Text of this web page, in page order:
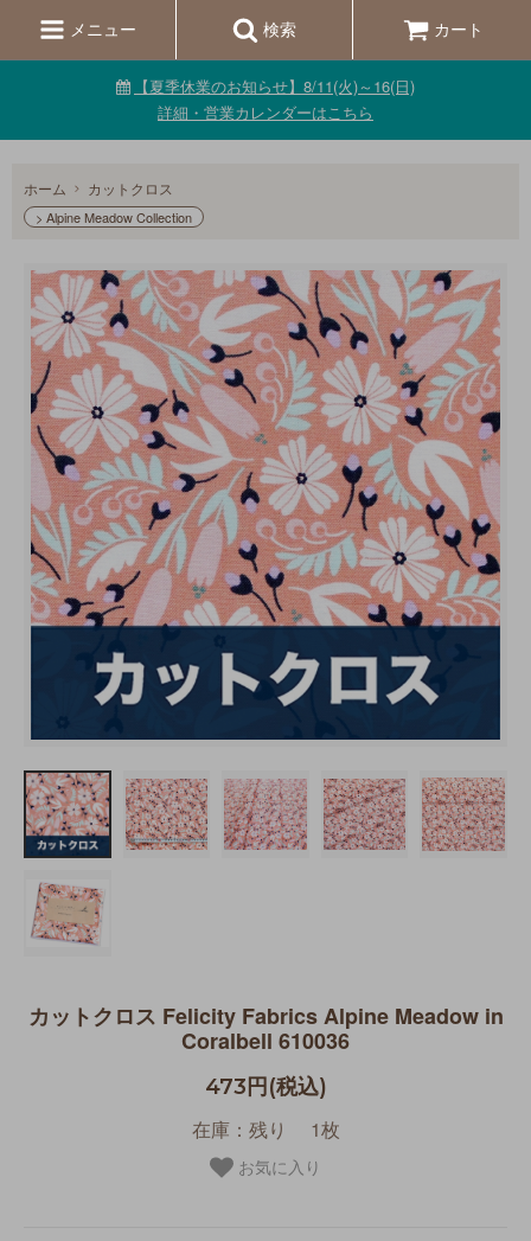
メニュー 検索 カート
【夏季休業のお知らせ】8/11(火)～16(日)
詳細・営業カレンダーはこちら
ホーム カットクロス
> Alpine Meadow Collection
カットクロス Felicity Fabrics Alpine Meadow in
Coralbell 610036
473円(税込)
在庫：残り 1枚
お気に入り